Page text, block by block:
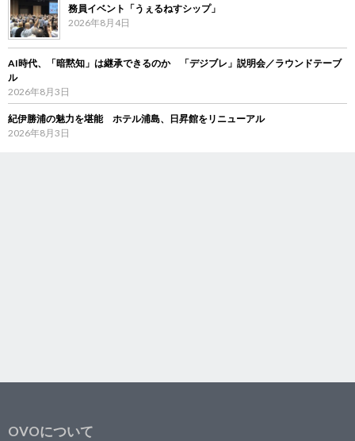
務員イベント「うぇるねすシップ」
2026年8月4日
AI時代、「暗黙知」は継承できるのか 「デジブレ」説明会／ラウンドテーブ
ル
2026年8月3日
紀伊勝浦の魅力を堪能 ホテル浦島、日昇館をリニューアル
2026年8月3日
OVOについて